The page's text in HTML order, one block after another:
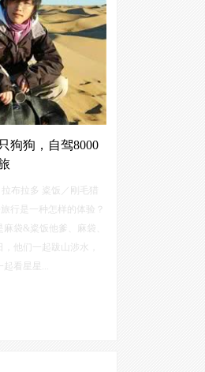
狗狗，自驾8000
布拉多 粢饭／刚毛猎
行是一种怎样的体验？
袋&粢饭他爹、麻袋、
他们一起跋山涉水，
起看星星...